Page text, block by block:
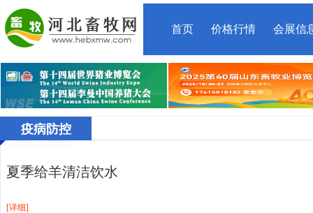
首页 价格行情 会展信
疫病防控
夏季给羊清洁饮水
[详细]